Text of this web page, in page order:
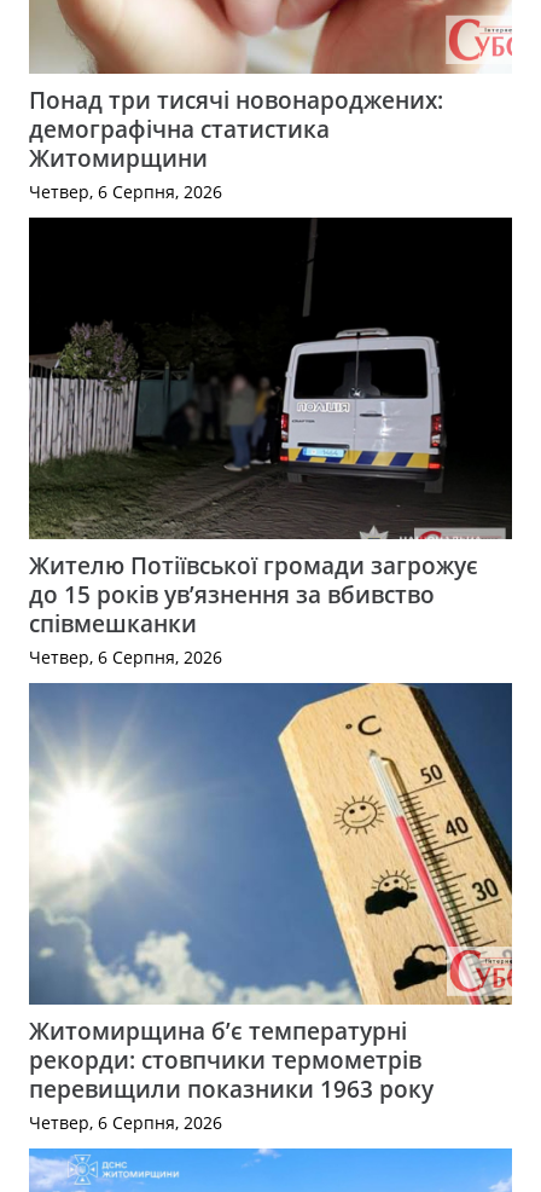
Понад три тисячі новонароджених:
демографічна статистика
Житомирщини
Четвер, 6 Серпня, 2026
Жителю Потіївської громади загрожує
до 15 років ув’язнення за вбивство
співмешканки
Четвер, 6 Серпня, 2026
Житомирщина б’є температурні
рекорди: стовпчики термометрів
перевищили показники 1963 року
Четвер, 6 Серпня, 2026